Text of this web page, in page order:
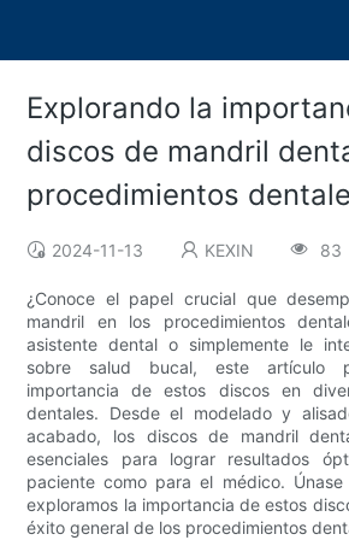
Explorando la
discos de mandril
procedimientos
2024-11-13 KEXIN 83
¿Conoce el papel crucial que
mandril en los procedimientos
asistente dental o simplemente le
sobre salud bucal, este artículo
importancia de estos discos en
dentales. Desde el modelado y
acabado, los discos de mandril
esenciales para lograr resultados
paciente como para el médico.
exploramos la importancia de estos
éxito general de los procedimientos